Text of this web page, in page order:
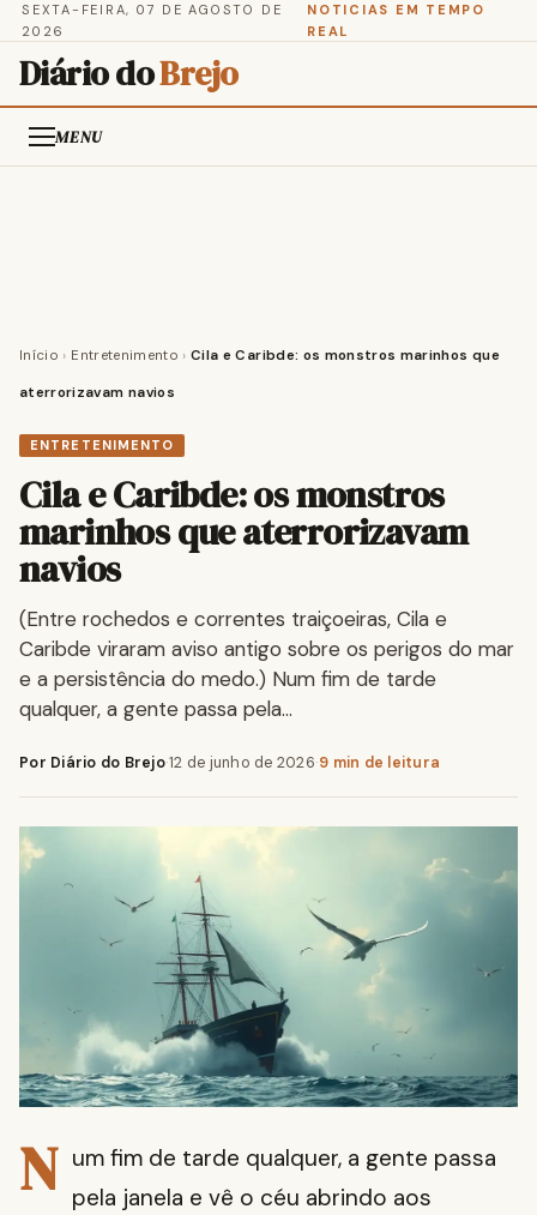
SEXTA-FEIRA, 07 DE AGOSTO DE
2026
NOTICIAS EM TEMPO
REAL
Diário doBrejo
MENU
Início › Entretenimento › Cila e Caribde: os monstros marinhos que
aterrorizavam navios
ENTRETENIMENTO
Cila e Caribde: os monstros
marinhos que aterrorizavam
navios
(Entre rochedos e correntes traiçoeiras, Cila e
Caribde viraram aviso antigo sobre os perigos do mar
e a persistência do medo.) Num fim de tarde
qualquer, a gente passa pela…
Por Diário do Brejo·12 de junho de 2026·9 min de leitura
N um fim de tarde qualquer, a gente passa
pela janela e vê o céu abrindo aos